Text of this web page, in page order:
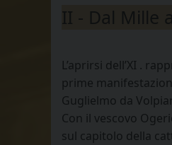
II - Dal Mille
L’aprirsi dell’XI .
prime
Guglielmo da
Con il vescovo
sul capitolo della